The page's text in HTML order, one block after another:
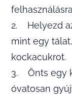
2. Helyezd
mint egy
kockacukrot.
3. Önts egy
óvatosan